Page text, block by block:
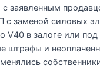
с заявленным
заменой силовых
V40 в залоге или
штрафы и